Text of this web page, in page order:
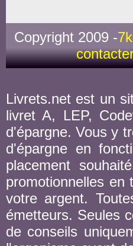
Copyright 2009 -
Livrets.net est un
livret A, LEP,
d'épargne. Vous y
d'épargne en
placement
promotionnelles en
votre argent.
émetteurs. Seules
de conseils